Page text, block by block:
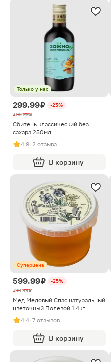
Только у нас
299.99 ₽
-23%
389.99 ₽
Сбитень классический без
сахара 250мл
4.8· 2 отзыва
В корзину
Суперцена
599.99 ₽
-25%
799.99 ₽
Мед Медовый Спас натуральный
цветочный Полевой 1.4кг
4.4· 7 отзывов
В корзину